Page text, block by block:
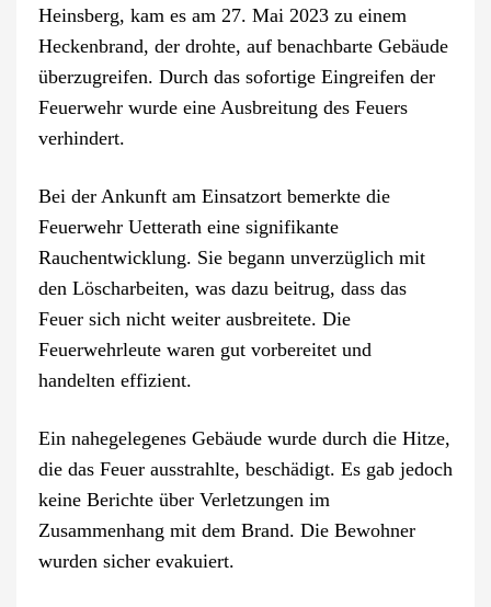
Heinsberg, kam es am 27. Mai 2023 zu einem
Heckenbrand, der drohte, auf benachbarte Gebäude
überzugreifen. Durch das sofortige Eingreifen der
Feuerwehr wurde eine Ausbreitung des Feuers
verhindert.
Bei der Ankunft am Einsatzort bemerkte die
Feuerwehr Uetterath eine signifikante
Rauchentwicklung. Sie begann unverzüglich mit
den Löscharbeiten, was dazu beitrug, dass das
Feuer sich nicht weiter ausbreitete. Die
Feuerwehrleute waren gut vorbereitet und
handelten effizient.
Ein nahegelegenes Gebäude wurde durch die Hitze,
die das Feuer ausstrahlte, beschädigt. Es gab jedoch
keine Berichte über Verletzungen im
Zusammenhang mit dem Brand. Die Bewohner
wurden sicher evakuiert.